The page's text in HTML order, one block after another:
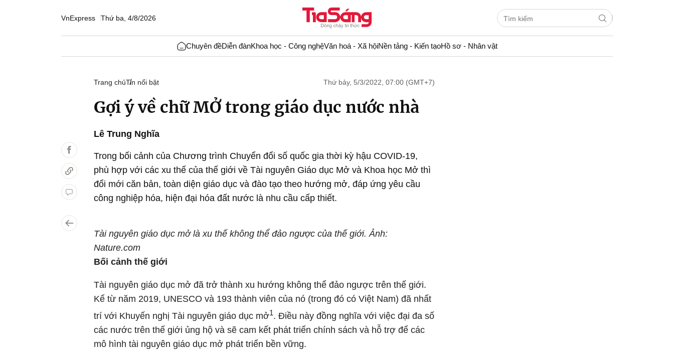
VnExpress Thứ ba, 4/8/2026
Chuyên đềDiễn đànKhoa học - Công nghệVăn hoá - Xã hộiNền tảng - Kiến tạoHồ sơ - Nhân vật
Trang chủTin nổi bật Thứ bảy, 5/3/2022, 07:00 (GMT+7)
Gợi ý về chữ MỞ trong giáo dục nước nhà
Lê Trung Nghĩa
Trong bối cảnh của Chương trình Chuyển đổi số quốc gia thời kỳ hậu COVID-19,
phù hợp với các xu thế của thế giới về Tài nguyên Giáo dục Mở và Khoa học Mở thì
đổi mới căn bản, toàn diện giáo dục và đào tạo theo hướng mở, đáp ứng yêu cầu
công nghiệp hóa, hiện đại hóa đất nước là nhu cầu cấp thiết.
Tài nguyên giáo dục mở là xu thế không thể đảo ngược của thế giới. Ảnh:
Nature.com
Bối cảnh thế giới
Tài nguyên giáo dục mở đã trở thành xu hướng không thể đảo ngược trên thế giới.
Kể từ năm 2019, UNESCO và 193 thành viên của nó (trong đó có Việt Nam) đã nhất
trí với Khuyến nghị Tài nguyên giáo dục mở1. Điều này đồng nghĩa với việc đại đa số
các nước trên thế giới ủng hộ và sẽ cam kết phát triển chính sách và hỗ trợ để các
mô hình tài nguyên giáo dục mở phát triển bền vững.